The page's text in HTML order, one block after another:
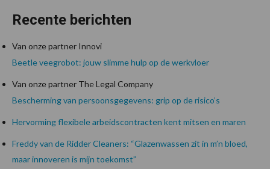
Recente berichten
Van onze partner Innovi
Beetle veegrobot: jouw slimme hulp op de werkvloer
Van onze partner The Legal Company
Bescherming van persoonsgegevens: grip op de risico’s
Hervorming flexibele arbeidscontracten kent mitsen en maren
Freddy van de Ridder Cleaners: “Glazenwassen zit in m’n bloed,
maar innoveren is mijn toekomst”